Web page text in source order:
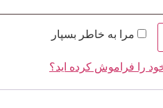
مرا به خاطر بسپار
را فراموش کرده اید؟